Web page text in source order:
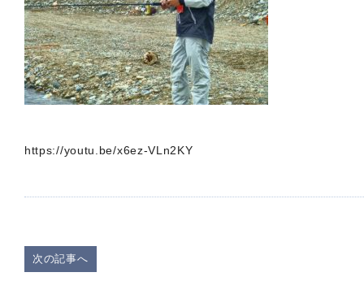
https://youtu.be/x6ez-VLn2KY
次の記事へ